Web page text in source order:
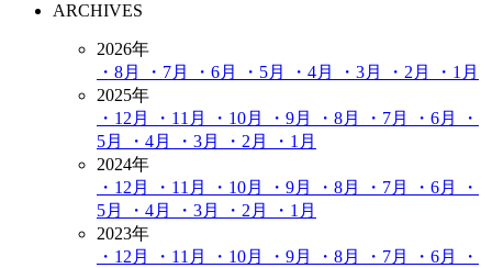
ARCHIVES
2026年
・8月
・7月 ・6月 ・5月 ・4月 ・3月 ・2月
・1月
2025年
・12月
・11月 ・10月 ・9月 ・8月 ・7月 ・6月
・
5月
・4月 ・3月 ・2月
・1月
2024年
・12月
・11月 ・10月 ・9月 ・8月 ・7月 ・6月
・
5月
・4月 ・3月 ・2月
・1月
2023年
・12月
・11月 ・10月 ・9月 ・8月 ・7月 ・6月
・